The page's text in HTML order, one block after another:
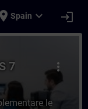
place Spain expand_more login
PCS
more_vert
7
le